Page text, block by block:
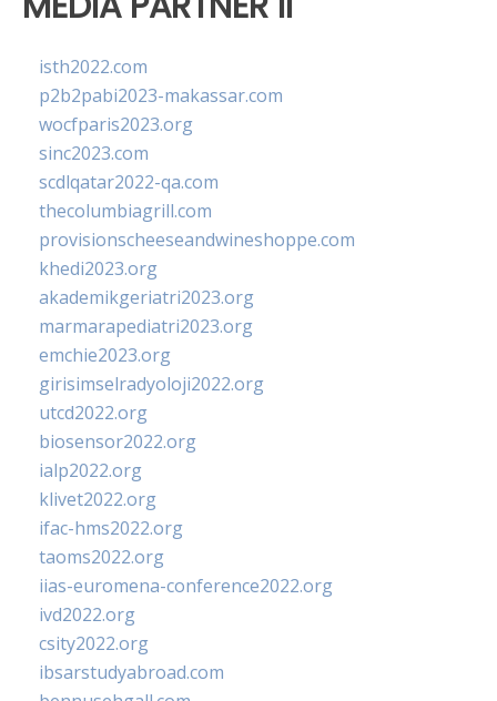
isth2022.com
p2b2pabi2023-makassar.com
wocfparis2023.org
sinc2023.com
scdlqatar2022-qa.com
thecolumbiagrill.com
provisionscheeseandwineshoppe.com
khedi2023.org
akademikgeriatri2023.org
marmarapediatri2023.org
emchie2023.org
girisimselradyoloji2022.org
utcd2022.org
biosensor2022.org
ialp2022.org
klivet2022.org
ifac-hms2022.org
taoms2022.org
iias-euromena-conference2022.org
ivd2022.org
csity2022.org
ibsarstudyabroad.com